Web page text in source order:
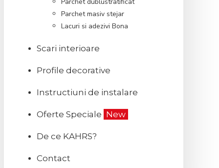
Parchet masiv stejar
Lacuri si adezivi Bona
Scari interioare
Profile decorative
Instructiuni de instalare
Oferte Speciale New
De ce KAHRS?
Contact